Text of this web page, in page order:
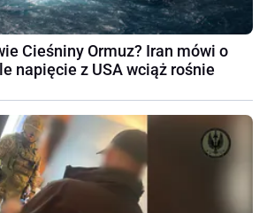
Cieśniny Ormuz? Iran mówi o
napięcie z USA wciąż rośnie